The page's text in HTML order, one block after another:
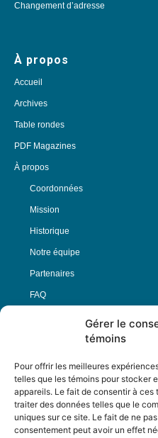
Gérer le
témoins
Pour offrir les meilleures
telles que les témoins pour stocker
appareils. Le fait de consentir à
traiter des données telles que le
uniques sur ce site. Le fait de ne
consentement peut avoir un effet
Changement d’adresse
À propos
Accueil
Archives
Table rondes
PDF Magazines
À propos
Coordonnées
Mission
Historique
Notre équipe
Partenaires
FAQ
Nous Suivre